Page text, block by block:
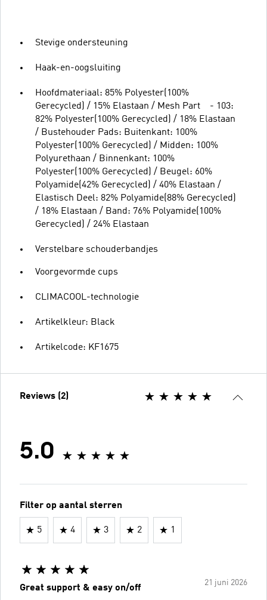
Stevige ondersteuning
Haak-en-oogsluiting
Hoofdmateriaal: 85% Polyester(100%
Gerecycled) / 15% Elastaan / Mesh Part - 103:
82% Polyester(100% Gerecycled) / 18% Elastaan
/ Bustehouder Pads: Buitenkant: 100%
Polyester(100% Gerecycled) / Midden: 100%
Polyurethaan / Binnenkant: 100%
Polyester(100% Gerecycled) / Beugel: 60%
Polyamide(42% Gerecycled) / 40% Elastaan /
Elastisch Deel: 82% Polyamide(88% Gerecycled)
/ 18% Elastaan / Band: 76% Polyamide(100%
Gerecycled) / 24% Elastaan
Verstelbare schouderbandjes
Voorgevormde cups
CLIMACOOL-technologie
Artikelkleur: Black
Artikelcode: KF1675
Reviews (2)
5.0
Filter op aantal sterren
5 4 3 2 1
21 juni 2026
Great support & easy on/off